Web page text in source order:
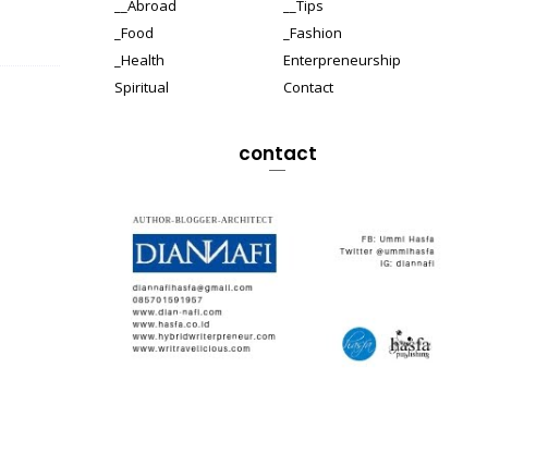
__Abroad
__Tips
_Food
_Fashion
_Health
Enterpreneurship
Spiritual
Contact
contact